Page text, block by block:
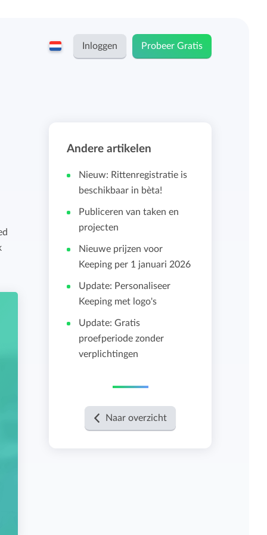
ZZP-ers en zelfstandigen
Stichtingen en non-profit
Persoonlijk urendashboard
Salarisadministratie koppelingen
Importeren en exporteren
Bekijk alle functies
Inloggen Probeer Gratis
Andere artikelen
Nieuw: Rittenregistratie is
beschikbaar in bèta!
Publiceren van taken en
projecten
Nieuwe prijzen voor
Keeping per 1 januari 2026
Update: Personaliseer
Keeping met logo's
Update: Gratis
proefperiode zonder
verplichtingen
Naar overzicht